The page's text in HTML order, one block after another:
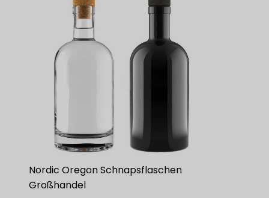
Nordic Oregon Schnapsflaschen
Großhandel